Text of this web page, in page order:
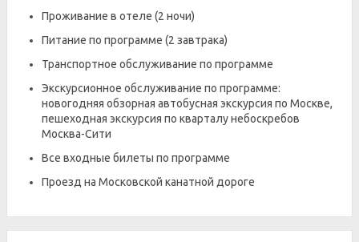
Проживание в отеле (2 ночи)
Питание по программе (2 завтрака)
Транспортное обслуживание по программе
Экскурсионное обслуживание по программе:
новогодняя обзорная автобусная экскурсия по Москве,
пешеходная экскурсия по кварталу небоскребов
Москва-Сити
Все входные билеты по программе
Проезд на Московской канатной дороге